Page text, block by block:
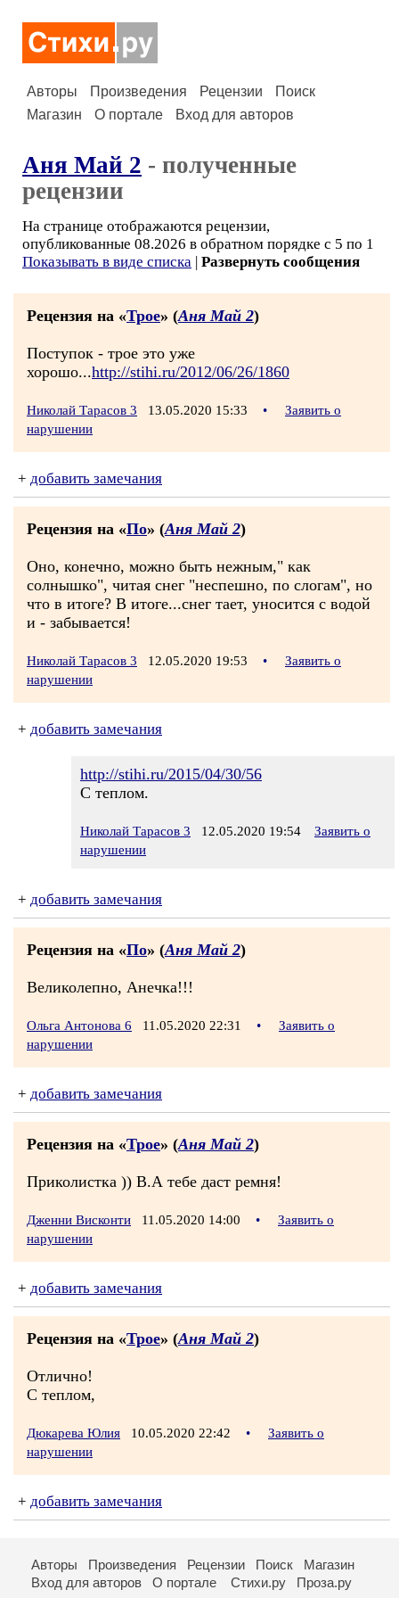
Авторы Произведения Рецензии
Поиск
Магазин
О портале Вход для авторов
Аня Май 2 - полученные
рецензии
На странице отображаются рецензии,
опубликованные 08.2026 в обратном порядке с 5 по 1
Показывать в виде списка | Развернуть сообщения
Рецензия на «Трое» (Аня Май 2)
Поступок - трое это уже
хорошо...http://stihi.ru/2012/06/26/1860
Николай Тарасов 3 13.05.2020 15:33 •
Заявить о
нарушении
+ добавить замечания
Рецензия на «По» (Аня Май 2)
Оно, конечно, можно быть нежным," как
солнышко", читая снег "неспешно, по слогам", но
что в итоге? В итоге...снег тает, уносится с водой
и - забывается!
Николай Тарасов 3 12.05.2020 19:53 •
Заявить о
нарушении
+ добавить замечания
http://stihi.ru/2015/04/30/56
С теплом.
Николай Тарасов 3 12.05.2020 19:54
Заявить о
нарушении
+ добавить замечания
Рецензия на «По» (Аня Май 2)
Великолепно, Анечка!!!
Ольга Антонова 6 11.05.2020 22:31 •
Заявить о
нарушении
+ добавить замечания
Рецензия на «Трое» (Аня Май 2)
Приколистка )) В.А тебе даст ремня!
Дженни Висконти 11.05.2020 14:00 •
Заявить о
нарушении
+ добавить замечания
Рецензия на «Трое» (Аня Май 2)
Отлично!
С теплом,
Дюкарева Юлия 10.05.2020 22:42 •
Заявить о
нарушении
+ добавить замечания
Авторы Произведения Рецензии Поиск
Магазин
Вход для авторов
О портале Стихи.ру Проза.ру